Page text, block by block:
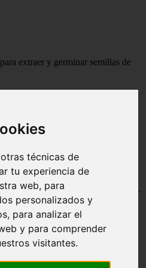
técnicas de
tu experiencia de
web, para
personalizados y
para analizar el
y para comprender
visitantes.
extraer y germinar semillas de
y germinar
casa
cómo sacar lassemillas de girasol
degirasolson una excelente
utilizadas para cocinar o
Sigue leyendo para aprender
las semillas de tu propia planta de